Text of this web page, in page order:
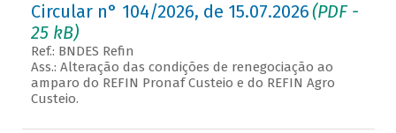
Circular n° 104/2026, de 15.07.2026(PDF -
25 kB)
Ref.: BNDES Refin
Ass.: Alteração das condições de renegociação ao
amparo do REFIN Pronaf Custeio e do REFIN Agro
Custeio.